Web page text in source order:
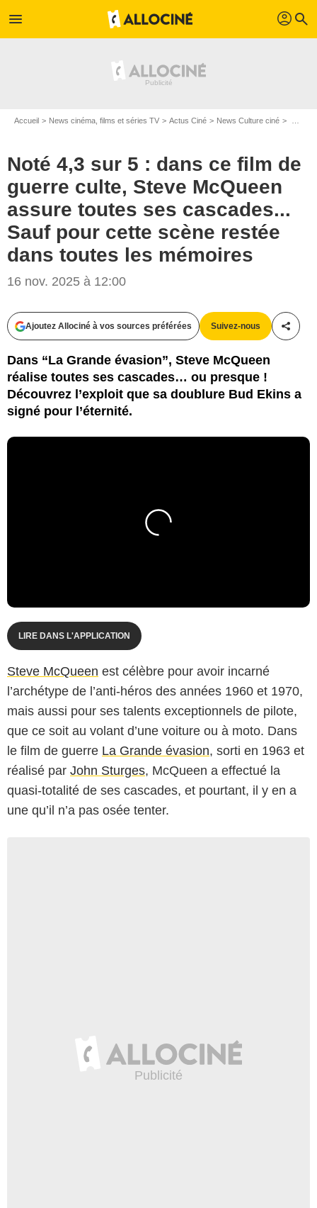
menu profil search
Accueil News cinéma, films et séries TV Actus Ciné News Culture ciné
Noté 4,3 sur 5 : dans ce film de
guerre culte, Steve McQueen
assure toutes ses cascades...
Sauf pour cette scène restée
dans toutes les mémoires
16 nov. 2025 à 12:00
Ajoutez Allociné à vos sources préférées Suivez-nous
Dans “La Grande évasion”, Steve McQueen
réalise toutes ses cascades… ou presque !
Découvrez l’exploit que sa doublure Bud Ekins a
signé pour l’éternité.
LIRE DANS L'APPLICATION
Steve McQueen est célèbre pour avoir incarné
l’archétype de l’anti-héros des années 1960 et 1970,
mais aussi pour ses talents exceptionnels de pilote,
que ce soit au volant d’une voiture ou à moto. Dans
le film de guerre La Grande évasion, sorti en 1963 et
réalisé par John Sturges, McQueen a effectué la
quasi-totalité de ses cascades, et pourtant, il y en a
une qu’il n’a pas osée tenter.